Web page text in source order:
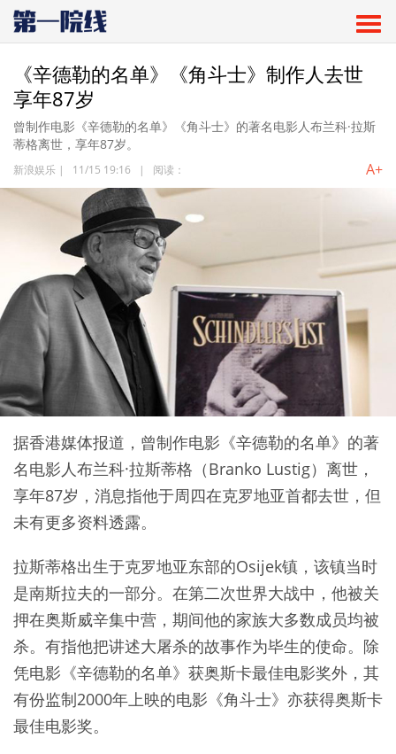
《辛德勒的名单》《角斗士》制作人去世
享年87岁
曾制作电影《辛德勒的名单》《角斗士》的著名电影人布兰科·拉斯
蒂格离世，享年87岁。
新浪娱乐 | 11/15 19:16 | 阅读： A+
据香港媒体报道，曾制作电影《辛德勒的名单》的著
名电影人布兰科·拉斯蒂格（Branko Lustig）离世，
享年87岁，消息指他于周四在克罗地亚首都去世，但
未有更多资料透露。
拉斯蒂格出生于克罗地亚东部的Osijek镇，该镇当时
是南斯拉夫的一部分。在第二次世界大战中，他被关
押在奥斯威辛集中营，期间他的家族大多数成员均被
杀。有指他把讲述大屠杀的故事作为毕生的使命。除
凭电影《辛德勒的名单》获奥斯卡最佳电影奖外，其
有份监制2000年上映的电影《角斗士》亦获得奥斯卡
最佳电影奖。